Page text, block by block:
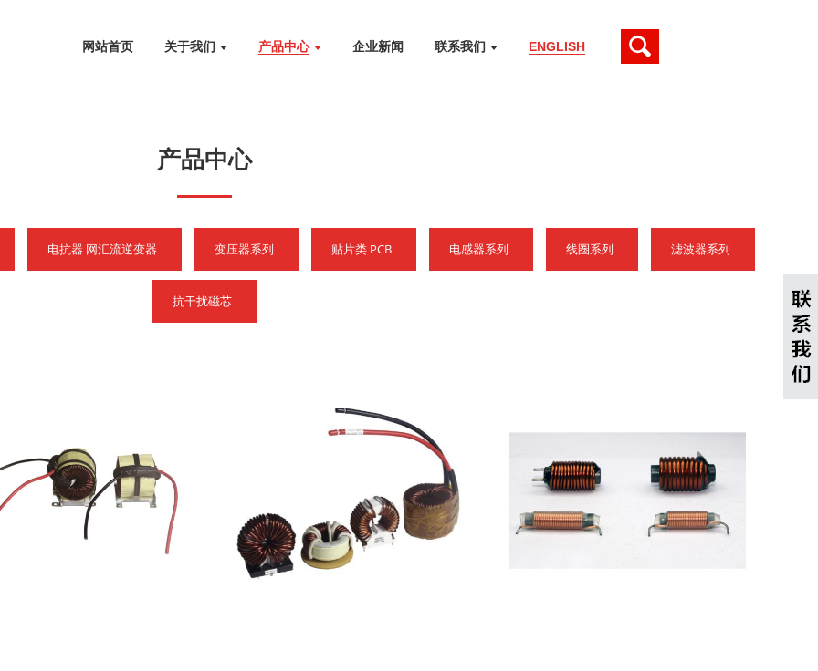
网站首页 关于我们 产品中心 企业新闻 联系我们 ENGLISH
产品中心
电抗器 网汇流逆变器 变压器系列 贴片类 PCB 电感器系列 线圈系列 滤波器系列
抗干扰磁芯